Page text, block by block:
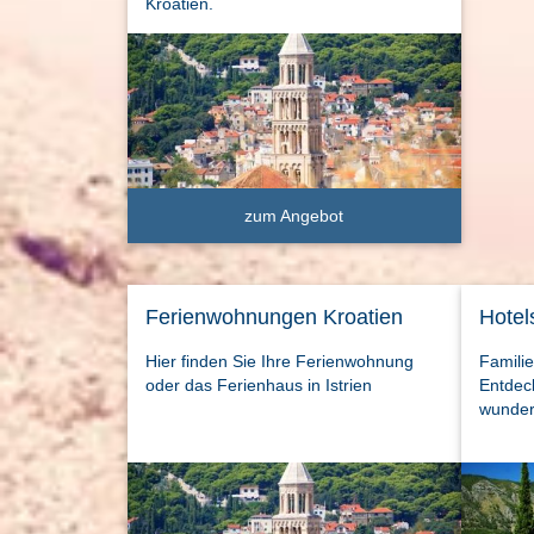
zum Angebot
Ferienwohnungen Kroatien
Hier finden Sie Ihre Ferienwohnung
oder das Ferienhaus in Istrien